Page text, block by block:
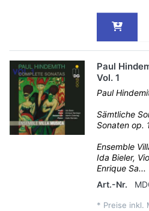
Paul
Vol. 1
Paul
Sämtliche
Sonaten op.
Ensemble
Ida Bieler,
Enrique Sa...
Art.-Nr.
* Preise inkl.